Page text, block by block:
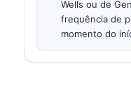
Wells ou de
frequência de
momento do